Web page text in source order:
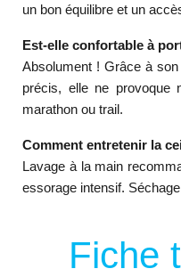
un bon équilibre et un
Est-elle confortable à
Absolument ! Grâce à
précis, elle ne provoque
marathon ou trail.
Comment entretenir la
Lavage à la main
essorage intensif.
Fiche